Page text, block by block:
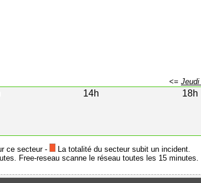
<=
14h 18h
ce secteur -
La totalité du secteur subit un incident.
Free-reseau scanne le réseau toutes les 15 minutes.